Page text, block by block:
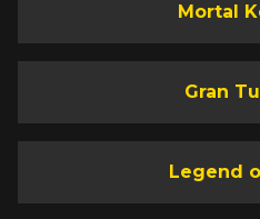
Mortal
Gran
Legend